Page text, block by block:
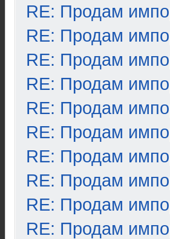
RE: Продам
RE: Продам
RE: Продам
RE: Продам
RE: Продам
RE: Продам
RE: Продам
RE: Продам
RE: Продам
RE: Продам